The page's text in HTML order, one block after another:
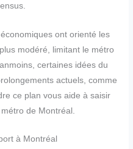
ont orienté les
modéré, limitant le métro
certaines idées du
actuels, comme
ce plan vous aide à saisir
de Montréal.
à Montréal